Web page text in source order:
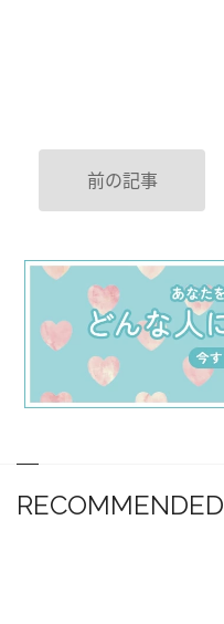
前の記事
RECOMMENDED